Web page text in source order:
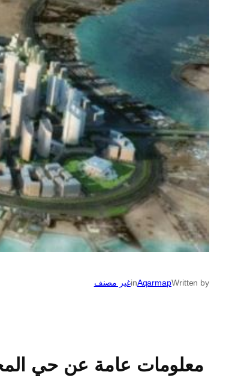
Written by
Aqarmap
inغير مصنف
معلومات عامة عن حي